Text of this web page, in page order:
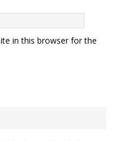
in this browser for the